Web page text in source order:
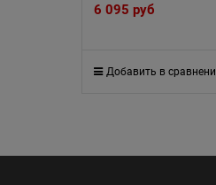
6 095 руб
Добавить в